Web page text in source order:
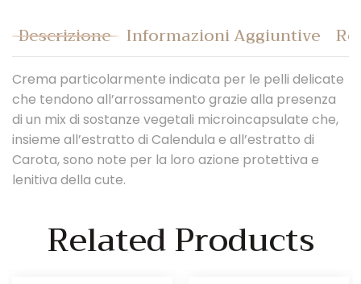
Descrizione Informazioni Aggiuntive
Crema particolarmente indicata per le pelli delicate
che tendono all’arrossamento grazie alla presenza
di un mix di sostanze vegetali microincapsulate che,
insieme all’estratto di Calendula e all’estratto di
Carota, sono note per la loro azione protettiva e
lenitiva della cute.
Related Products